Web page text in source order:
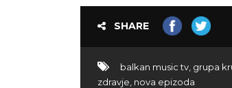
SHARE
balkan music tv grupa
zdravje nova epizoda